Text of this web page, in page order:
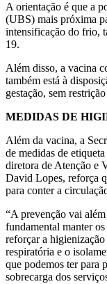
A orientação é que a
(UBS) mais próxima
intensificação do frio,
19.
Além disso, a vacina
também está à
gestação, sem
MEDIDAS DE
Além da vacina, a
de medidas de
diretora de Atenção e
David Lopes, reforça
para conter a
“A prevenção vai
fundamental manter
reforçar a
respiratória e o
que podemos ter para
sobrecarga dos